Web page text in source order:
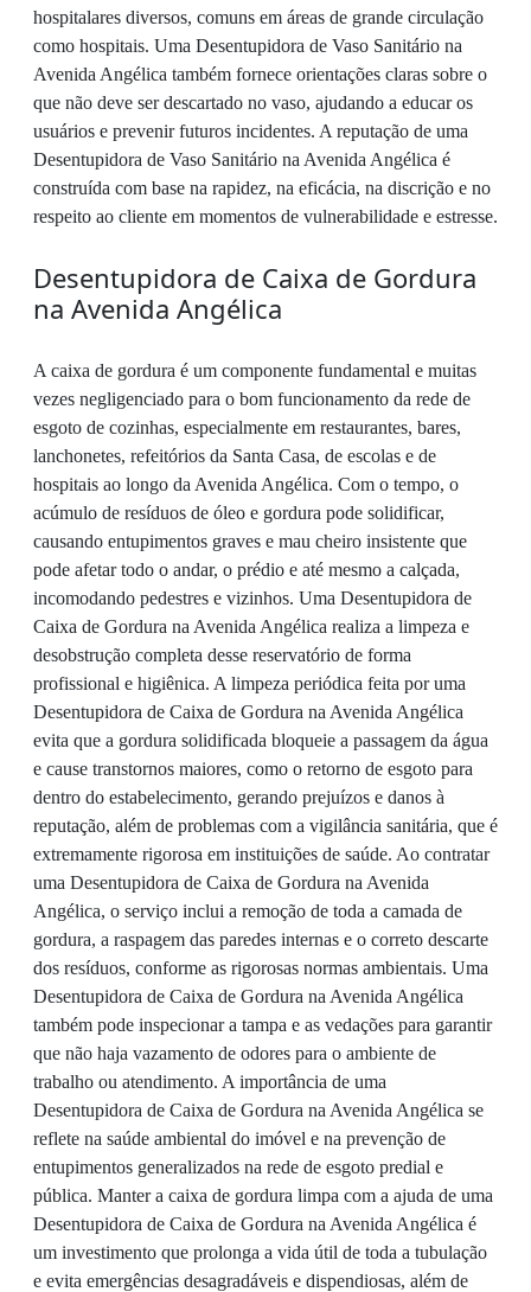
hospitalares diversos, comuns em áreas de grande circulação
como hospitais. Uma Desentupidora de Vaso Sanitário na
Avenida Angélica também fornece orientações claras sobre o
que não deve ser descartado no vaso, ajudando a educar os
usuários e prevenir futuros incidentes. A reputação de uma
Desentupidora de Vaso Sanitário na Avenida Angélica é
construída com base na rapidez, na eficácia, na discrição e no
respeito ao cliente em momentos de vulnerabilidade e estresse.
Desentupidora de Caixa de Gordura
na Avenida Angélica
A caixa de gordura é um componente fundamental e muitas
vezes negligenciado para o bom funcionamento da rede de
esgoto de cozinhas, especialmente em restaurantes, bares,
lanchonetes, refeitórios da Santa Casa, de escolas e de
hospitais ao longo da Avenida Angélica. Com o tempo, o
acúmulo de resíduos de óleo e gordura pode solidificar,
causando entupimentos graves e mau cheiro insistente que
pode afetar todo o andar, o prédio e até mesmo a calçada,
incomodando pedestres e vizinhos. Uma Desentupidora de
Caixa de Gordura na Avenida Angélica realiza a limpeza e
desobstrução completa desse reservatório de forma
profissional e higiênica. A limpeza periódica feita por uma
Desentupidora de Caixa de Gordura na Avenida Angélica
evita que a gordura solidificada bloqueie a passagem da água
e cause transtornos maiores, como o retorno de esgoto para
dentro do estabelecimento, gerando prejuízos e danos à
reputação, além de problemas com a vigilância sanitária, que é
extremamente rigorosa em instituições de saúde. Ao contratar
uma Desentupidora de Caixa de Gordura na Avenida
Angélica, o serviço inclui a remoção de toda a camada de
gordura, a raspagem das paredes internas e o correto descarte
dos resíduos, conforme as rigorosas normas ambientais. Uma
Desentupidora de Caixa de Gordura na Avenida Angélica
também pode inspecionar a tampa e as vedações para garantir
que não haja vazamento de odores para o ambiente de
trabalho ou atendimento. A importância de uma
Desentupidora de Caixa de Gordura na Avenida Angélica se
reflete na saúde ambiental do imóvel e na prevenção de
entupimentos generalizados na rede de esgoto predial e
pública. Manter a caixa de gordura limpa com a ajuda de uma
Desentupidora de Caixa de Gordura na Avenida Angélica é
um investimento que prolonga a vida útil de toda a tubulação
e evita emergências desagradáveis e dispendiosas, além de